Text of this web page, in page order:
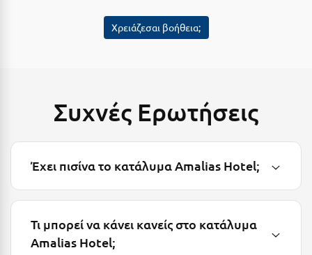
Λακόπετρα Αχαΐας
Λακωνία
Λεπτοκαρυά
Χρειάζεσαι βοήθεια;
Συχνές Ερωτήσεις
Έχει πισίνα το κατάλυμα Amalias Hotel;
Τι μπορεί να κάνει κανείς στο κατάλυμα
Amalias Hotel;